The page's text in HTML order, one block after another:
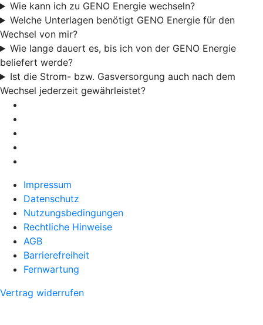
Wie kann ich zu GENO Energie wechseln?
Welche Unterlagen benötigt GENO Energie für den
Wechsel von mir?
Wie lange dauert es, bis ich von der GENO Energie
beliefert werde?
Ist die Strom- bzw. Gasversorgung auch nach dem
Wechsel jederzeit gewährleistet?
Impressum
Datenschutz
Nutzungsbedingungen
Rechtliche Hinweise
AGB
Barrierefreiheit
Fernwartung
Vertrag widerrufen